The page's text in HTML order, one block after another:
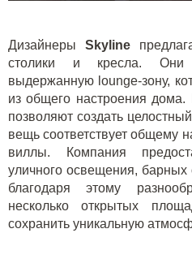
ДизайнерыSkyline
столики и кресла. Они
выдержанную lounge-зону,
из общего настроения дома.
позволяют создать
вещь соответствует общему
виллы. Компания
уличного освещения,
благодаря этому
несколько открытых
сохранить уникальную